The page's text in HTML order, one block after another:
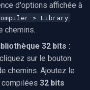
d'options affichée à
> Library
chemins.
32 bits :
sur le bouton
chemins. Ajoutez le
32 bits